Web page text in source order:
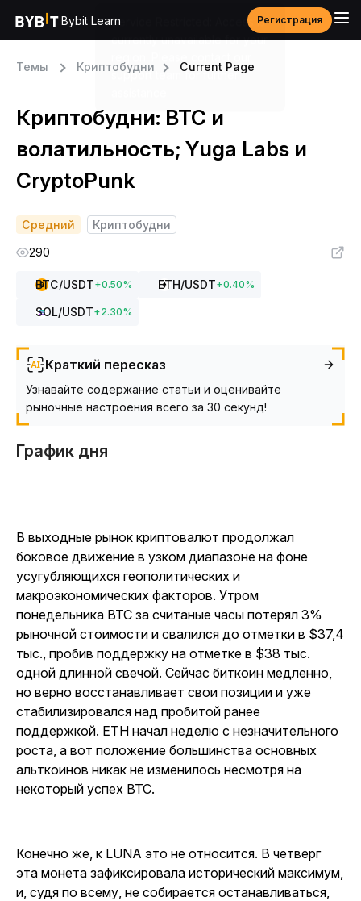
Bybit Learn Регистрация
Темы Криптобудни Current Page
Криптобудни: BTC и
волатильность; Yuga Labs и
CryptoPunk
Средний
Криптобудни
290
BTC/USDT+0.50% ETH/USDT+0.40%
SOL/USDT+2.30%
Краткий пересказ
Узнавайте содержание статьи и оценивайте
рыночные настроения всего за 30 секунд!
График дня
В выходные рынок криптовалют продолжал
боковое движение в узком диапазоне на фоне
усугубляющихся геополитических и
макроэкономических факторов. Утром
понедельника BTC за считаные часы потерял 3%
рыночной стоимости и свалился до отметки в $37,4
тыс., пробив поддержку на отметке в $38 тыс.
одной длинной свечой. Сейчас биткоин медленно,
но верно восстанавливает свои позиции и уже
стабилизировался над пробитой ранее
поддержкой. ETH начал неделю с незначительного
роста, а вот положение большинства основных
альткоинов никак не изменилось несмотря на
некоторый успех BTC.
Конечно же, к LUNA это не относится. В четверг
эта монета зафиксировала исторический максимум,
и, судя по всему, не собирается останавливаться,